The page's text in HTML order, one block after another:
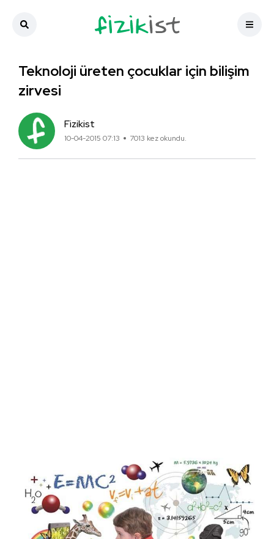
Teknoloji üreten çocuklar için bilişim
zirvesi
Fizikist
10-04-2015 07:13 7013 kez okundu.